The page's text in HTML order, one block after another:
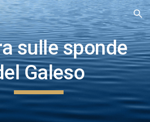
Skip to navigation
sulle sponde
Galeso